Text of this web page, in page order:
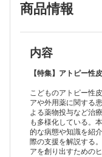
【病態・治療】
①アトピー性皮膚炎
③こどものアトピー
朗
④アトピー性皮膚炎
規非ステロイド性抗
⑥アトピー性皮膚炎
害薬の役割……逸見
【看護ケアの発展に
①アトピー性皮膚炎
②アトピー性皮膚炎
商品情報
内容
【特集】アトピー性
こどものアトピー性
アや外用薬に関する
よる薬物投与など治
も多様化している。
的な病態や知識を紹
際の支援を解説する
アを創り出すための